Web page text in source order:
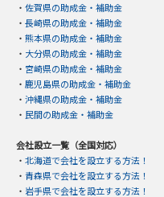
・ 佐賀県の助成金・補助金
・ 長崎県の助成金・補助金
・ 熊本県の助成金・補助金
・ 大分県の助成金・補助金
・ 宮崎県の助成金・補助金
・ 鹿児島県の助成金・補助金
・ 沖縄県の助成金・補助金
・ 民間の助成金・補助金
会社設立一覧（全国対応）
・ 北海道で会社を設立する方法！
・ 青森県で会社を設立する方法！
・ 岩手県で会社を設立する方法！